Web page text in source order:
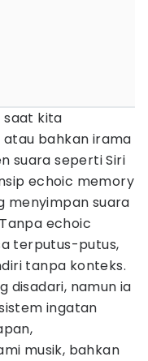
saat kita
atau bahkan irama
suara seperti Siri
echoic memory
menyimpan suara
echoic
terputus-putus,
tanpa konteks.
disadari, namun ia
ingatan
musik, bahkan